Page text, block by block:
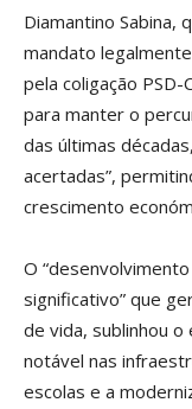
Diamantino Sabina,
mandato
pela coligação
para manter o
das últimas
acertadas”,
crescimento
O
significativo” que
de vida, sublinhou o
notável nas
escolas e a